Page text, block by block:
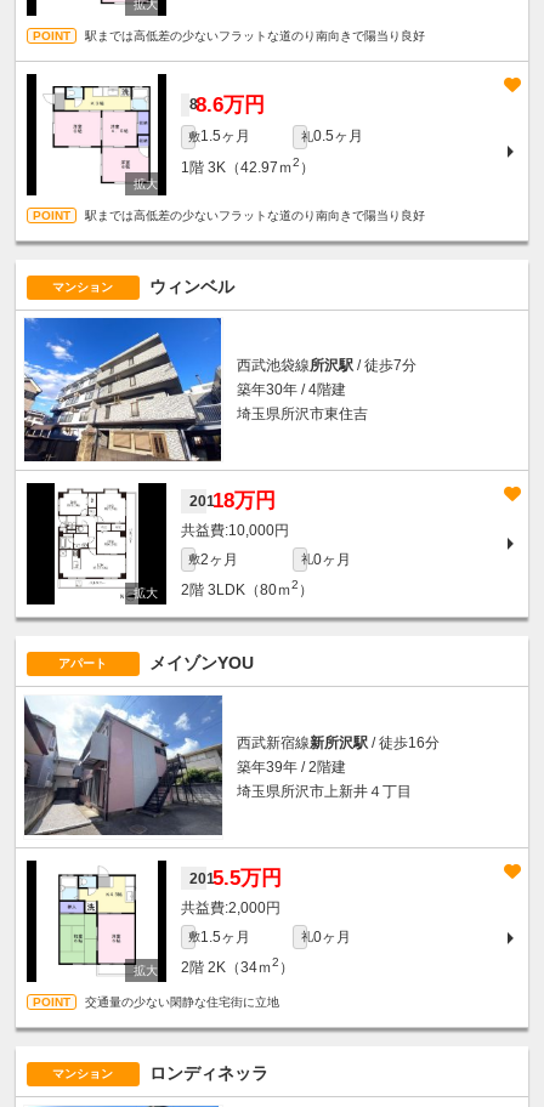
駅までは高低差の少ないフラットな道のり南向きで陽当り良好
88.6万円
敷1.5ヶ月 礼0.5ヶ月
1階 3K（42.97ｍ2 ）
駅までは高低差の少ないフラットな道のり南向きで陽当り良好
マンション ウィンベル
西武池袋線所沢駅 / 徒歩7分
築年30年 / 4階建
埼玉県所沢市東住吉
20118万円
10,000円
敷2ヶ月 礼0ヶ月
2階 3LDK（80ｍ2 ）
アパート メイゾンYOU
西武新宿線新所沢駅 / 徒歩16分
築年39年 / 2階建
埼玉県所沢市上新井４丁目
2015.5万円
2,000円
敷1.5ヶ月 礼0ヶ月
2階 2K（34ｍ2 ）
交通量の少ない閑静な住宅街に立地
マンション ロンディネッラ